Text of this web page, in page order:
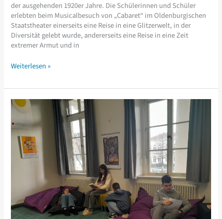
der ausgehenden 1920er Jahre. Die Schülerinnen und Schüler
erlebten beim Musicalbesuch von „Cabaret“ im Oldenburgischen
Staatstheater einerseits eine Reise in eine Glitzerwelt, in der
Diversität gelebt wurde, andererseits eine Reise in eine Zeit
extremer Armut und in
„Willkommen,
Weiterlesen »